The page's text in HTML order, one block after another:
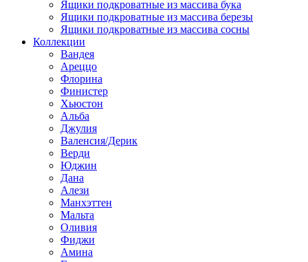
Ящики подкроватные из массива бука
Ящики подкроватные из массива березы
Ящики подкроватные из массива сосны
Коллекции
Вандея
Ареццо
Флорина
Финистер
Хьюстон
Альба
Джулия
Валенсия/Дерик
Верди
Юджин
Дана
Алези
Манхэттен
Мальта
Оливия
Фиджи
Амина